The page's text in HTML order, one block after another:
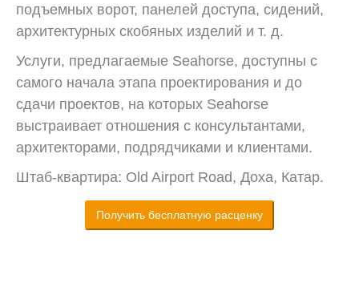
подъемных ворот, панелей доступа, сидений,
архитектурных скобяных изделий и т. д.
Услуги, предлагаемые Seahorse, доступны с
самого начала этапа проектирования и до
сдачи проектов, на которых Seahorse
выстраивает отношения с консультантами,
архитекторами, подрядчиками и клиентами.
Штаб-квартира: Old Airport Road, Доха, Катар.
Получить бесплатную расценку